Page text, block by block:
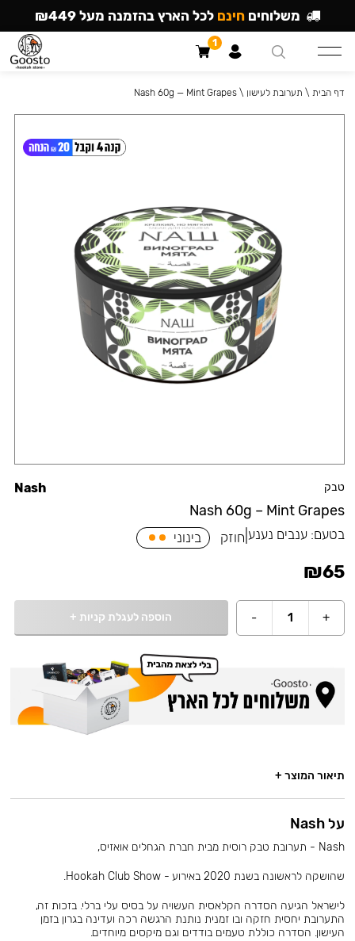
טבק
Nash 60g – Mint Grapes
Nash
בטעם:ענבים נענע חוזק בינוני
₪65
+
1
- הוספה לעגלת קניות +
דף הבית \ תערובת לעישון \
Nash 60g — Mint Grapes
תיאור המוצר +
על Nash
Nash - תערובת טבק רוסית מבית חברת הגחלים אואזיס,
שהושקה לראשונה בשנת 2020 באירוע - Hookah Club Show.
לישראל הגיעה הסדרה הקלאסית העשויה על בסיס עלי ברלי. בזכות זה,
התערובת יחסית חזקה ובו זמנית נותנת הרגשה רכה ועדינה בגרון בזמן
העישון. הסדרה כוללת טעמים בודדים וגם מיקסים מיוחדים.
משלוחים חינם לכל הארץ בהזמנה מעל ₪449
1